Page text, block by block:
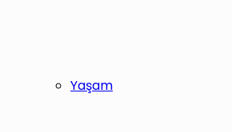
Yaşam